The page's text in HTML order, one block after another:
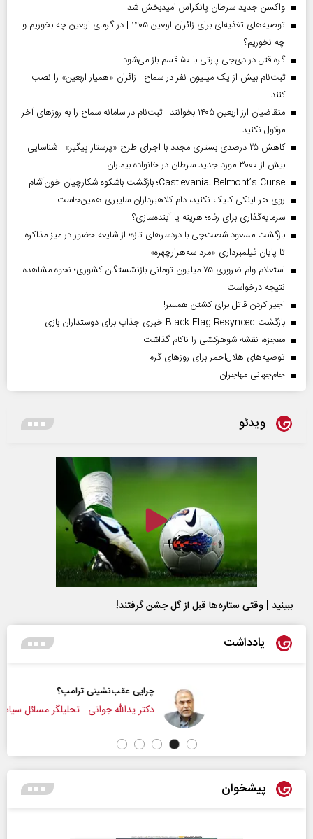
واکسن جدید سرطان پانکراس امیدبخش شد
توصیه‌های تغذیه‌ای برای زائران اربعین ۱۴۰۵ | در گرمای اربعین چه بخوریم و
چه نخوریم؟
گره قتل در دی‌جی پارتی با ۵۰ قسم باز می‌شود
ثبت‌نام بیش از یک میلیون نفر در سماح | زائران «همیار اربعین» را نصب
کنند
متقاضیان ارز اربعین ۱۴۰۵ بخوانند | ثبت‌نام در سامانه سماح را به روز‌های آخر
موکول نکنید
کاهش ۲۵ درصدی بستری مجدد با اجرای طرح «پرستار پیگیر» | شناسایی
بیش از ۳۰۰۰ مورد جدید سرطان در خانواده بیماران
Castlevania: Belmont’s Curse؛ بازگشت باشکوه شکارچیان خون‌آشام
روی هر لینکی کلیک نکنید، دام کلاهبرداران سایبری همین‌جاست
سرمایه‌گذاری برای رفاه؛ هزینه یا آینده‌سازی؟
بازگشت مسعود شصت‌چی با دردسر‌های تازه؛ از شایعه حضور در میز مذاکره
تا پایان فیلمبرداری «مرد سه‌هزارچهره»
استعلام وام ضروری ۷۵ میلیون تومانی بازنشستگان کشوری؛ نحوه مشاهده
نتیجه درخواست
اجیر کردن قاتل برای کشتن همسر!
بازگشت Black Flag Resynced خبری جذاب برای دوستداران بازی
معجزه، نقشه شوهرکشی را ناکام گذاشت
توصیه‌های هلال‌احمر برای روز‌های گرم
جام‌جهانی مهاجران
ویدئو
ببینید | وقتی ستاره‌ها قبل از گل جشن گرفتند!
یادداشت
چرایی عقب‌نشینی ترامپ؟
دکتر یدالله جوانی - تحلیلگر مسائل سیاسی
پیشخوان